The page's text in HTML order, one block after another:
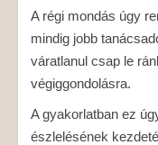
A régi mondás úgy
mindig jobb
váratlanul csap le
végiggondolásra.
A gyakorlatban ez
észlelésének